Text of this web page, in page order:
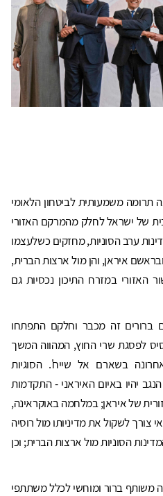
משמעותית לביטחון הלאומי
של ישראל לחלק מהמרקם האזורי
ערב הסוניות, מחזקים כשלעצמו
איראן, והן מול ארצות הברית,
האזורי במזרח התיכון נכסיות גם
ברורים זה מכבר וחלקם התפתחו
לפסגת שרי החוץ, המהווה המשך
בשארם אל שייח'. הסוגיות
יהיו באיום האיראני - התקדמות
של איראן; במלחמה באוקראינה,
לשקול את מדיניותו מול רוסיה
הסוניות מול ארצות הברית; וכן
משותף ברור ומוחשי לכלל משתתפי